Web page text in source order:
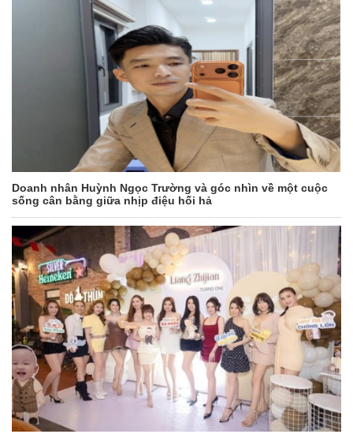
Doanh nhân Huỳnh Ngọc Trường và góc nhìn về một cuộc
sống cân bằng giữa nhịp điệu hối hả